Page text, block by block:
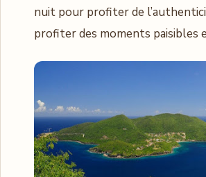
nuit pour profiter de
profiter des moments paisibles